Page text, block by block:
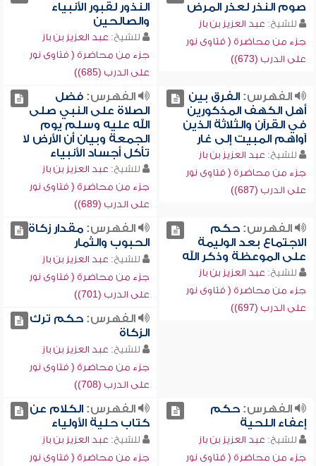
صوم النذر لعذر المرض
للشيخ: عبد العزيز بن باز
جزء من محاضرة ( فتاوى نور
على الدرب (673))
النذور لقبور الأنبياء
والصالحين
للشيخ: عبد العزيز بن باز
جزء من محاضرة ( فتاوى نور
على الدرب (685))
الفهرس:الفرق بين
أهل الكهف المذكورين
في القرآن والثلاثة الذين
آواهم المبيت إلى غار
للشيخ: عبد العزيز بن باز
جزء من محاضرة ( فتاوى نور
على الدرب (687))
الفهرس:فضل
الصلاة على النبي صلى
الله عليه وسلم يوم
الجمعة وبيان أن الأرض لا
تأكل أجساد الأنبياء
للشيخ: عبد العزيز بن باز
جزء من محاضرة ( فتاوى نور
على الدرب (689))
الفهرس:حكم
الاجتماع بعد الوليمة
على الموعظة وذكر الله
للشيخ: عبد العزيز بن باز
جزء من محاضرة ( فتاوى نور
على الدرب (697))
الفهرس:مقدار زكاة
الحبوب والثمار
للشيخ: عبد العزيز بن باز
جزء من محاضرة ( فتاوى نور
على الدرب (701))
الفهرس:حكم ترك
الزكاة
للشيخ: عبد العزيز بن باز
جزء من محاضرة ( فتاوى نور
على الدرب (708))
الفهرس:حكم
إعفاء اللحية
للشيخ: عبد العزيز بن باز
جزء من محاضرة ( فتاوى نور
الفهرس:الكلام عن
كتاب حلية الأولياء
للشيخ: عبد العزيز بن باز
جزء من محاضرة ( فتاوى نور